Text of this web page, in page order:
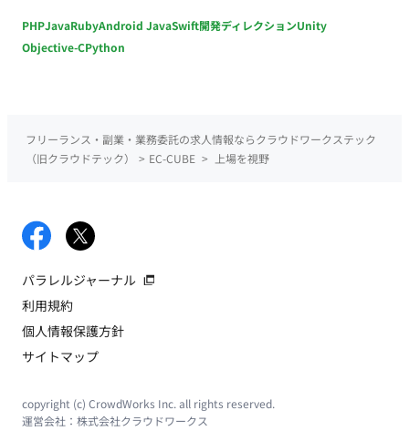
PHPJavaRubyAndroid JavaSwift開発ディレクションUnity
Objective-CPython
フリーランス・副業・業務委託の求人情報ならクラウドワークステック
（旧クラウドテック）
> EC-CUBE > 上場を視野
パラレルジャーナル
利用規約
個人情報保護方針
サイトマップ
copyright (c) CrowdWorks Inc. all rights reserved.
運営会社： 株式会社クラウドワークス